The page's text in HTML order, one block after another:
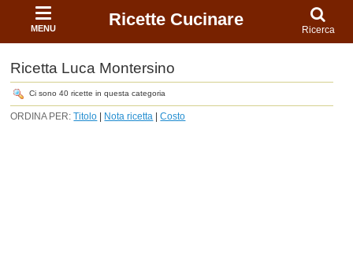
MENU Ricette Cucinare
Ricerca
Ricetta Luca Montersino
Ci sono 40 ricette in questa categoria
ORDINA PER: Titolo | Nota ricetta |Costo